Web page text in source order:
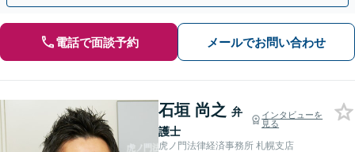
電話で面談予約 メールでお問い合わせ
石垣 尚之 弁
護士
インタビューを
見る
虎ノ門法律経済事務所 札幌支店